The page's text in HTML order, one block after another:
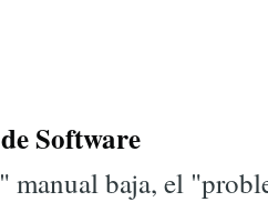
Software
manual baja, el